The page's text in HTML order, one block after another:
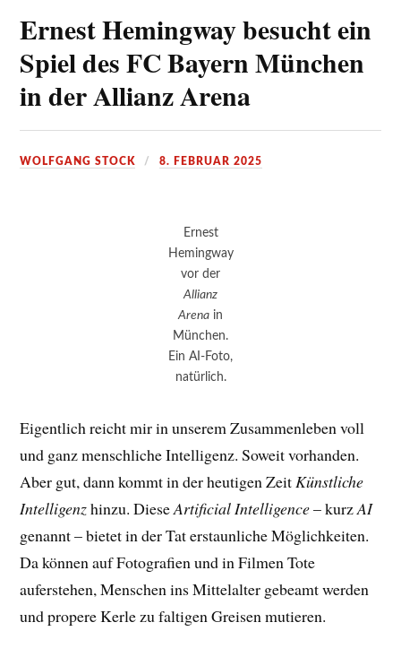
Ernest Hemingway besucht ein
Spiel des FC Bayern München
in der Allianz Arena
WOLFGANG STOCK 8. FEBRUAR 2025
Ernest
Hemingway
vor der
Allianz
Arena in
München.
Ein AI-Foto,
natürlich.
Eigentlich reicht mir in unserem Zusammenleben voll
und ganz menschliche Intelligenz. Soweit vorhanden.
Aber gut, dann kommt in der heutigen ZeitKünstliche
Intelligenzhinzu. DieseArtificial Intelligence– kurzAI
genannt – bietet in der Tat erstaunliche Möglichkeiten.
Da können auf Fotografien und in Filmen Tote
auferstehen, Menschen ins Mittelalter gebeamt werden
und propere Kerle zu faltigen Greisen mutieren.